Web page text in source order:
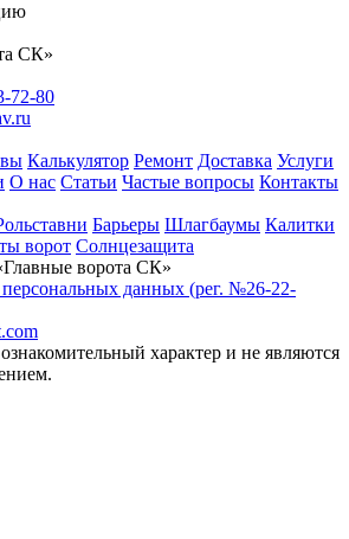
СК»
72-80
Калькулятор Ремонт Доставка Услуги
О нас Статьи Частые вопросы Контакты
Барьеры Шлагбаумы Калитки
ворот Солнцезащита
ворота СК»
данных (рег. №26-22-
характер и не являются